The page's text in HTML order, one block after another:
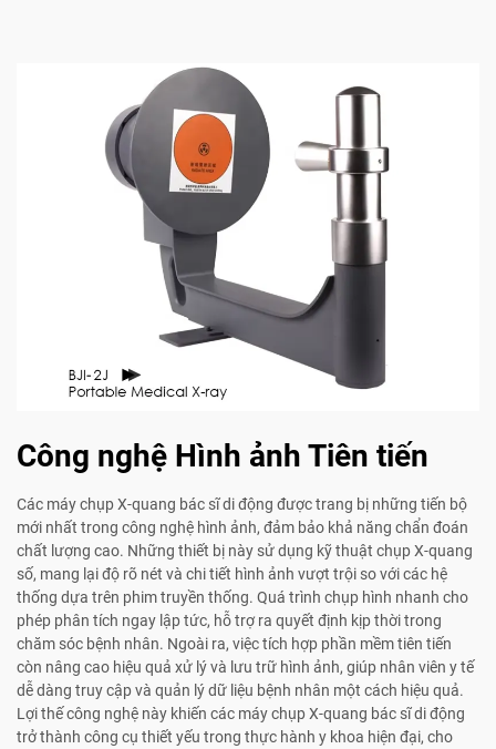
Công nghệ Hình ảnh Tiên tiến
Các máy chụp X-quang bác sĩ di động được trang bị những tiến bộ
mới nhất trong công nghệ hình ảnh, đảm bảo khả năng chẩn đoán
chất lượng cao. Những thiết bị này sử dụng kỹ thuật chụp X-quang
số, mang lại độ rõ nét và chi tiết hình ảnh vượt trội so với các hệ
thống dựa trên phim truyền thống. Quá trình chụp hình nhanh cho
phép phân tích ngay lập tức, hỗ trợ ra quyết định kịp thời trong
chăm sóc bệnh nhân. Ngoài ra, việc tích hợp phần mềm tiên tiến
còn nâng cao hiệu quả xử lý và lưu trữ hình ảnh, giúp nhân viên y tế
dễ dàng truy cập và quản lý dữ liệu bệnh nhân một cách hiệu quả.
Lợi thế công nghệ này khiến các máy chụp X-quang bác sĩ di động
trở thành công cụ thiết yếu trong thực hành y khoa hiện đại, cho